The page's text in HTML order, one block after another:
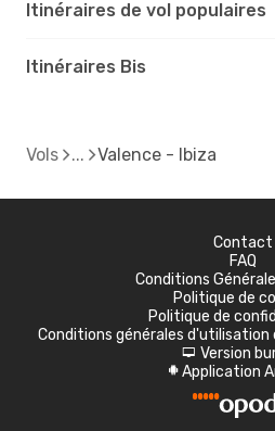
Itinéraires de vol populaires
Itinéraires Bis
Vols Valence - Ibiza
Contact
FAQ
Conditions
Politique de
Politique de
Conditions générales d'utilisation
d Version
A Application